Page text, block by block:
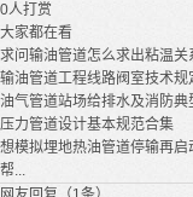
0人打赏
大家都在看
求问输油管道怎么求出粘温关
输油管道工程线路阀室技术规
油气管道站场给排水及消防典
压力管道设计基本规范合集
想模拟埋地热油管道停输再
帮...